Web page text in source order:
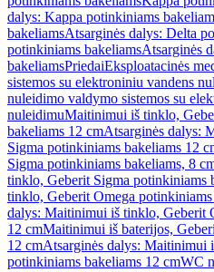
dalys: Kappa potinkiniams
bakeliamsAtsarginės dalys: Delta
potinkiniams bakeliamsAtsarginės
bakeliamsPriedaiEksploatacinės
sistemos su elektroniniu vandens
nuleidimo valdymo sistemos su
nuleidimuMaitinimui iš tinklo,
bakeliams 12 cmAtsarginės dalys:
Sigma potinkiniams bakeliams 12
Sigma potinkiniams bakeliams, 8
tinklo, Geberit Sigma potinkiniams
tinklo, Geberit Omega
dalys: Maitinimui iš tinklo, Geberit
12 cmMaitinimui iš baterijos,
12 cmAtsarginės dalys: Maitinimui
potinkiniams bakeliams 12 cmWC